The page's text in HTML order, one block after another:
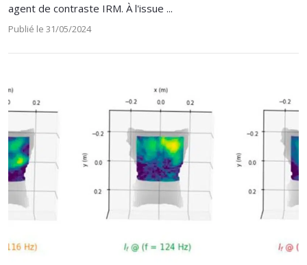
agent de contraste IRM. À l'issue ...
Publié le 31/05/2024